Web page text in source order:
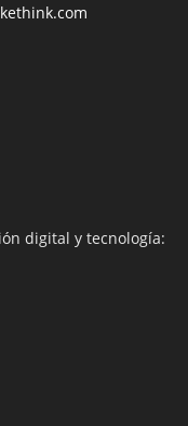
digital y tecnología: